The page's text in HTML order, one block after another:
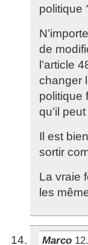
politique
de
l’article
changer
politique
qu’il
Il est
sortir
La vraie
les
Marco